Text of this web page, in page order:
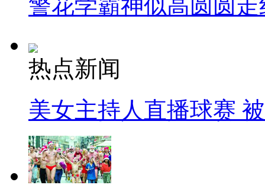
警花学霸神似高圆圆走
热点新闻
美女主持人直播球赛